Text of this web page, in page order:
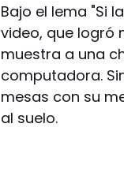
Bajo el lema "Si
video, que logró
muestra a una
computadora.
mesas con su
al suelo.